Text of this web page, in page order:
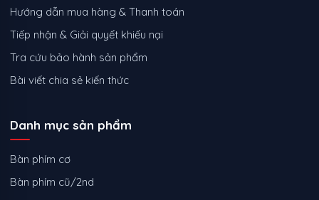
Hướng dẫn mua hàng & Thanh toán
Tiếp nhận & Giải quyết khiếu nại
Tra cứu bảo hành sản phẩm
Bài viết chia sẻ kiến thức
Danh mục sản phẩm
Bàn phím cơ
Bàn phím cũ/2nd